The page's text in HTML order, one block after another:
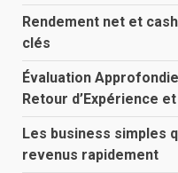
Rendement net et
clés
Évaluation
Retour d’Expérience
Les business simples
revenus rapidement